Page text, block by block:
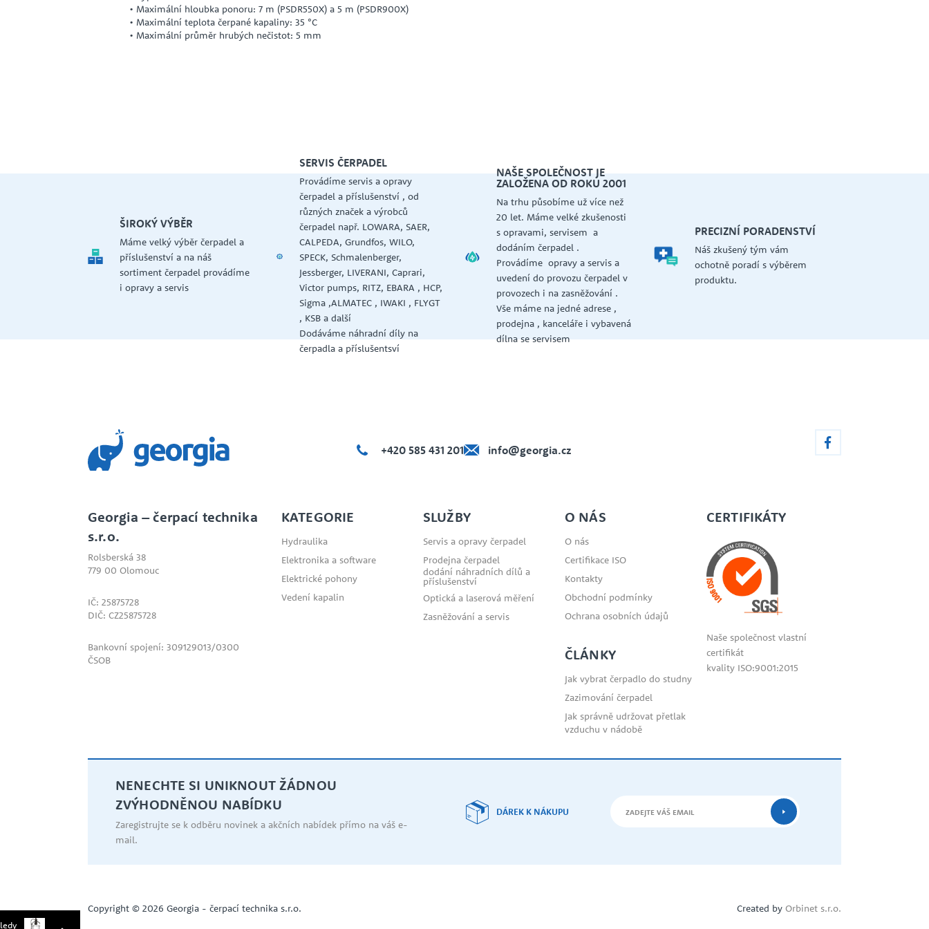
• Maximální hloubka ponoru: 7 m (PSDR550X) a 5 m (PSDR900X)
• Maximální teplota čerpané kapaliny: 35 °C
• Maximální průměr hrubých nečistot: 5 mm
ŠIROKÝ VÝBĚR
Máme velký výběr čerpadel a
příslušenství a na náš
sortiment čerpadel provádíme
i opravy a servis
SERVIS ČERPADEL
Provádíme servis a opravy
čerpadel a příslušenství , od
různých značek a výrobců
čerpadel např. LOWARA, SAER,
CALPEDA, Grundfos, WILO,
SPECK, Schmalenberger,
Jessberger, LIVERANI, Caprari,
Victor pumps, RITZ, EBARA , HCP,
Sigma ,ALMATEC , IWAKI , FLYGT
, KSB a další
Dodáváme náhradní díly na
čerpadla a příslušentsví
NAŠE SPOLEČNOST JE
ZALOŽENA OD ROKU 2001
Na trhu působíme už více než
20 let. Máme velké zkušenosti
s opravami, servisem a
dodáním čerpadel .
Provádíme opravy a servis a
uvedení do provozu čerpadel v
provozech i na zasněžování .
Vše máme na jedné adrese ,
prodejna , kanceláře i vybavená
dílna se servisem
PRECIZNÍ PORADENSTVÍ
Náš zkušený tým vám
ochotně poradí s výběrem
produktu.
+420 585 431 201 info@georgia.cz
Georgia – čerpací technika
s.r.o.
Rolsberská 38
779 00 Olomouc
IČ: 25875728
DIČ: CZ25875728
Bankovní spojení: 309129013/0300
ČSOB
KATEGORIE
Hydraulika
Elektronika a software
Elektrické pohony
Vedení kapalin
SLUŽBY
Servis a opravy čerpadel
Prodejna čerpadel
dodání náhradních dílů a
příslušenství
Optická a laserová měření
Zasněžování a servis
O NÁS
O nás
Certifikace ISO
Kontakty
Obchodní podmínky
Ochrana osobních údajů
ČLÁNKY
Jak vybrat čerpadlo do studny
Zazimování čerpadel
Jak správně udržovat přetlak
vzduchu v nádobě
CERTIFIKÁTY
Naše společnost vlastní
certifikát
kvality ISO:9001:2015
NENECHTE SI UNIKNOUT ŽÁDNOU
ZVÝHODNĚNOU NABÍDKU
Zaregistrujte se k odběru novinek a akčních nabídek přímo na váš e-
mail.
DÁREK K NÁKUPU
Copyright © 2026 Georgia - čerpací technika s.r.o. Created by Orbinet s.r.o.
NÁŠ TIP
-10 %